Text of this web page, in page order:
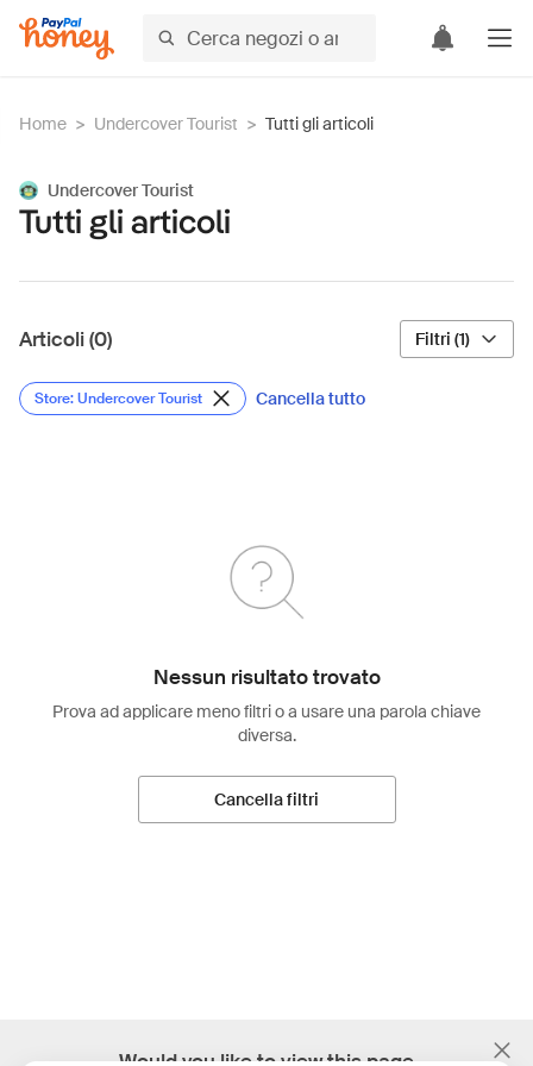
Home > Undercover Tourist > Tutti gli articoli
Undercover Tourist
Tutti gli articoli
Articoli (0) Filtri (1)
Store: Undercover Tourist Cancella tutto
Nessun risultato trovato
Prova ad applicare meno filtri o a usare una parola chiave
diversa.
Cancella filtri